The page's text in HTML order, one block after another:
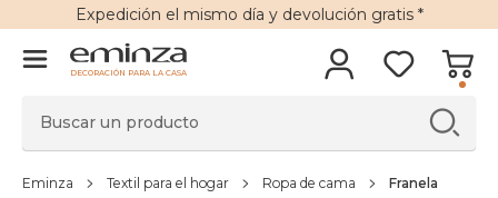
Expedición el mismo día y devolución gratis*
DECORACIÓN PARA LA CASA
Eminza Textil para el hogar Ropa de cama Franela